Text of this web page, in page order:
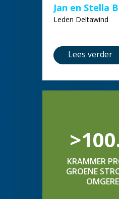
Jan en Stella
Leden Deltawind
Lees verder
KRAMMER
GROENE